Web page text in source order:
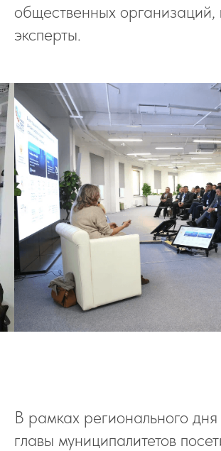
общественных организаций,
эксперты.
В рамках регионального
главы муниципалитетов